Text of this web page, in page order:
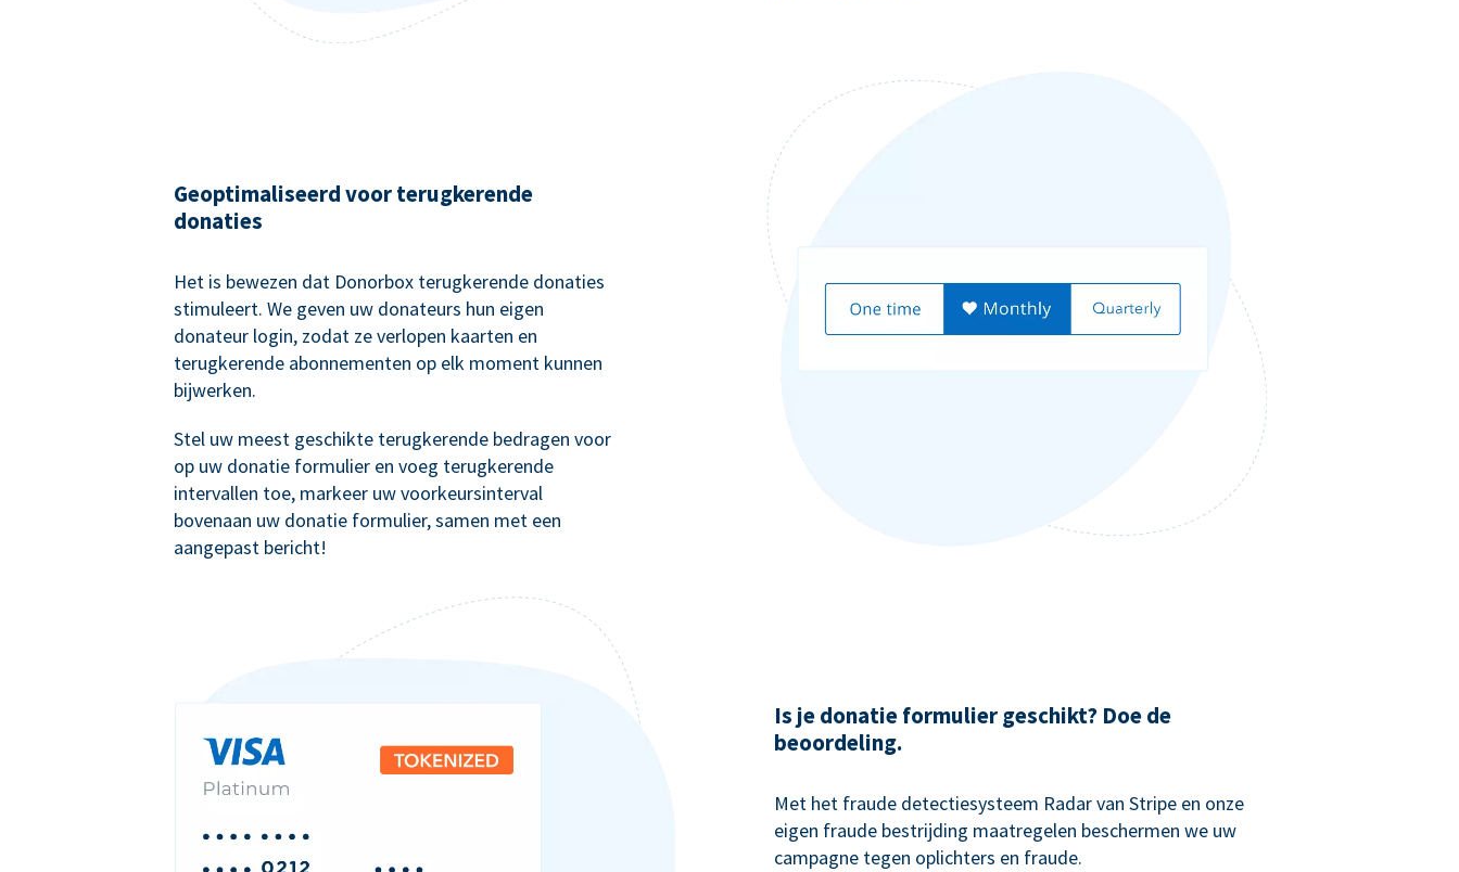
Geoptimaliseerd voor terugkerende
donaties
Het is bewezen dat Donorbox terugkerende donaties
stimuleert. We geven uw donateurs hun eigen
donateur login, zodat ze verlopen kaarten en
terugkerende abonnementen op elk moment kunnen
bijwerken.
Stel uw meest geschikte terugkerende bedragen voor
op uw donatie formulier en voeg terugkerende
intervallen toe, markeer uw voorkeursinterval
bovenaan uw donatie formulier, samen met een
aangepast bericht!
Is je donatie formulier geschikt? Doe de
beoordeling.
Met het fraude detectiesysteem Radar van Stripe en onze
eigen fraude bestrijding maatregelen beschermen we uw
campagne tegen oplichters en fraude.